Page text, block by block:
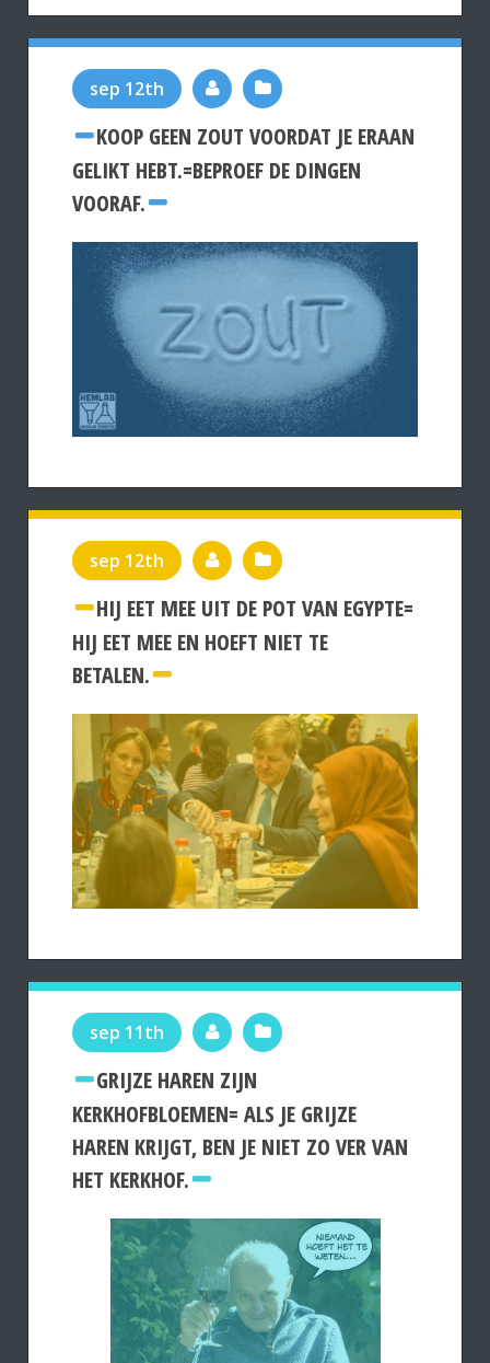
sep 12th
KOOP GEEN ZOUT VOORDAT JE ERAAN
GELIKT HEBT.=BEPROEF DE DINGEN
VOORAF.
sep 12th
HIJ EET MEE UIT DE POT VAN EGYPTE=
HIJ EET MEE EN HOEFT NIET TE
BETALEN.
sep 11th
GRIJZE HAREN ZIJN
KERKHOFBLOEMEN= ALS JE GRIJZE
HAREN KRIJGT, BEN JE NIET ZO VER VAN
HET KERKHOF.